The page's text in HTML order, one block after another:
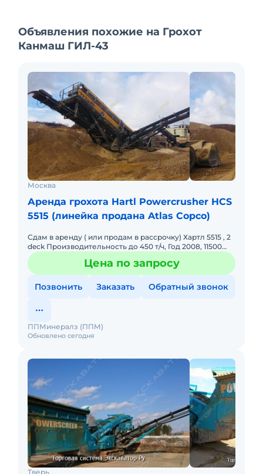
Объявления похожие на Грохот
Канмаш ГИЛ-43
Москва
Аренда грохота Hartl Powercrusher HCS
5515 (линейка продана Atlas Copco)
Сдам в аренду ( или продам в рассрочку) Хартл 5515 , 2
deck Производительность до 450 т/ч, Год 2008, 11500
моточасов, Двигатель САТ с 4.4, откапитален, нараб
Цена по запросу
Позвонить Заказать Обратный звонок
Обновлено сегодня
ППМинералз (ППМ)
Тверь